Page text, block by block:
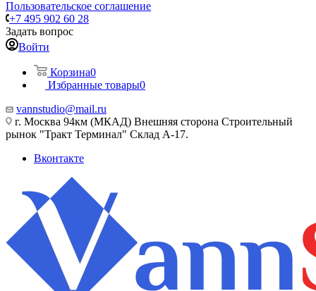
Пользовательское соглашение
+7 495 902 60 28
Задать вопрос
Войти
Корзина0
Избранные товары0
vannstudio@mail.ru
г. Москва 94км (МКАД) Внешняя сторона Строительный
рынок "Тракт Терминал" Склад А-17.
Вконтакте